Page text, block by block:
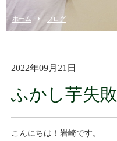
ホーム ブログ
2022年09月21日
ふかし芋失敗
こんにちは！岩崎です。